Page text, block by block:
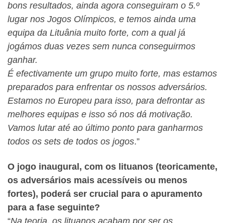
bons resultados, ainda agora conseguiram o 5.º
lugar nos Jogos Olímpicos, e temos ainda uma
equipa da Lituânia muito forte, com a qual já
jogámos duas vezes sem nunca conseguirmos
ganhar.
É efectivamente um grupo muito forte, mas estamos
preparados para enfrentar os nossos adversários.
Estamos no Europeu para isso, para defrontar as
melhores equipas e isso só nos dá motivação.
Vamos lutar até ao último ponto para ganharmos
todos os sets de todos os jogos.”
O jogo inaugural, com os lituanos (teoricamente,
os adversários mais acessíveis ou menos
fortes), poderá ser crucial para o apuramento
para a fase seguinte?
“Na teoria, os lituanos acabam por ser os